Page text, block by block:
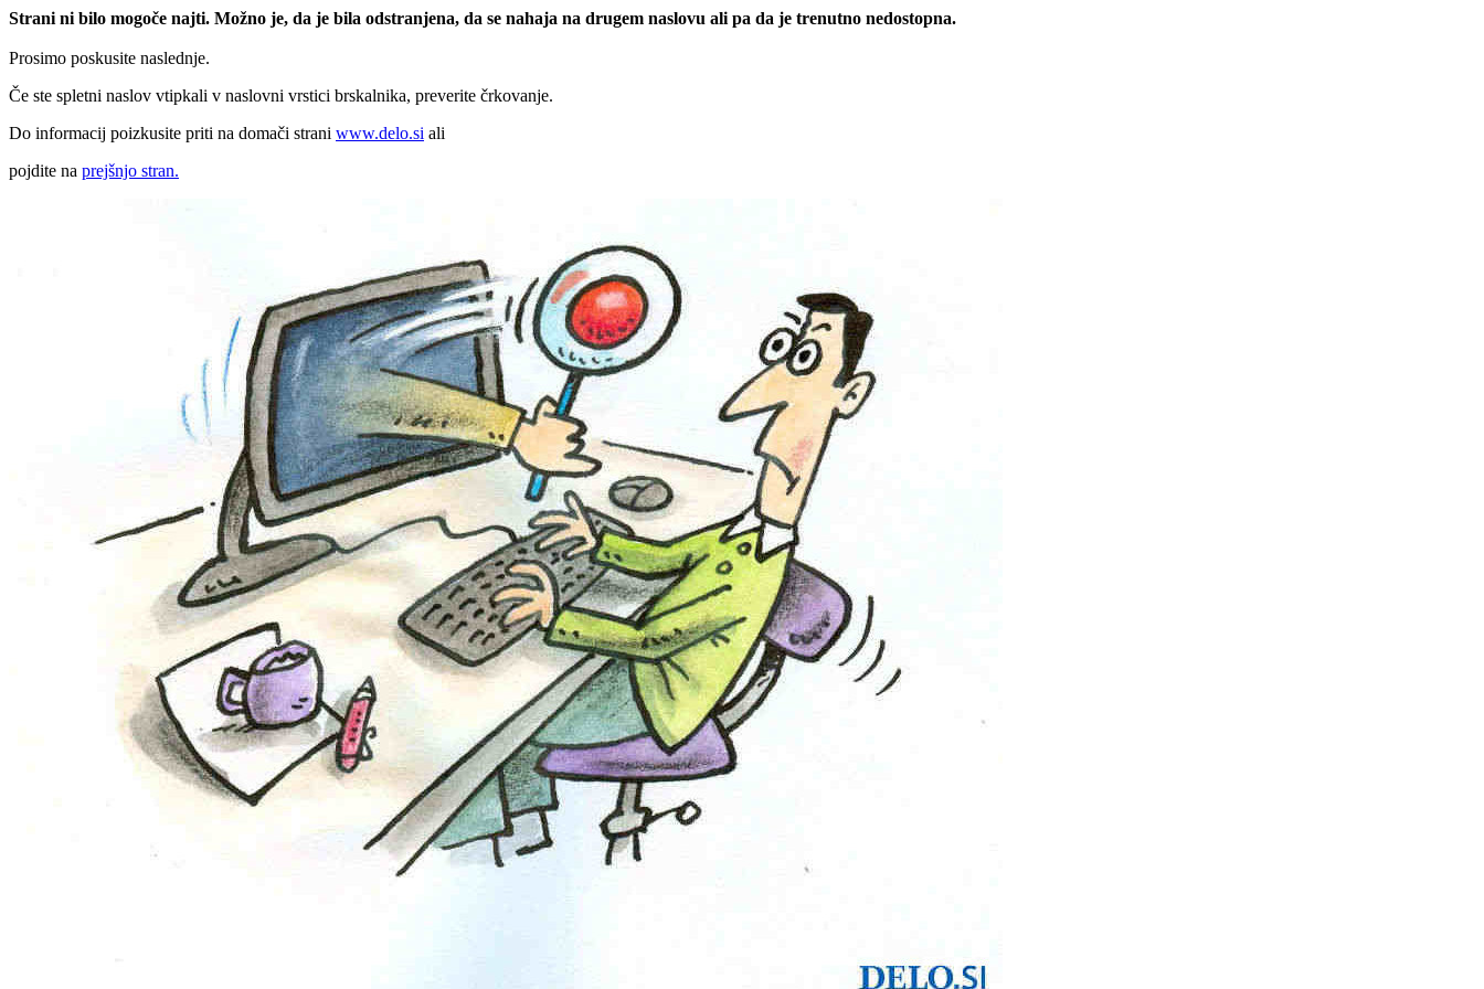
Strani ni bilo mogoče najti. Možno je, da je bila odstranjena, da se nahaja na drugem naslovu ali pa da je trenutno nedostopna.
Prosimo poskusite naslednje.
Če ste spletni naslov vtipkali v naslovni vrstici brskalnika, preverite črkovanje.
Do informacij poizkusite priti na domači strani www.delo.si ali
pojdite na prejšnjo stran.